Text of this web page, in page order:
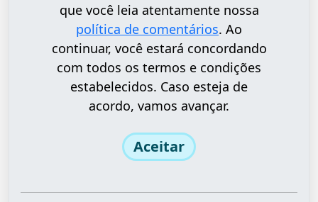
que você leia atentamente nossa
política de comentários. Ao
continuar, você estará concordando
com todos os termos e condições
estabelecidos. Caso esteja de
acordo, vamos avançar.
Aceitar